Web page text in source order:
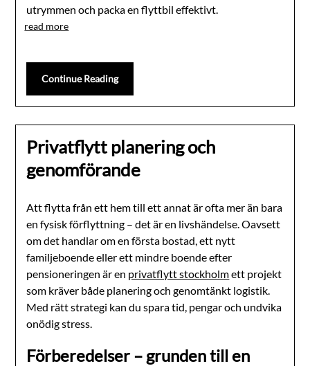
utrymmen och packa en flyttbil effektivt.
read more
Continue Reading
Privatflytt planering och
genomförande
Att flytta från ett hem till ett annat är ofta mer än bara
en fysisk förflyttning – det är en livshändelse. Oavsett
om det handlar om en första bostad, ett nytt
familjeboende eller ett mindre boende efter
pensioneringen är en privatflytt stockholmett projekt
som kräver både planering och genomtänkt logistik.
Med rätt strategi kan du spara tid, pengar och undvika
onödig stress.
Förberedelser – grunden till en